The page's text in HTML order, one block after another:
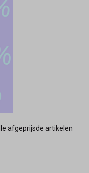
afgeprijsde artikelen